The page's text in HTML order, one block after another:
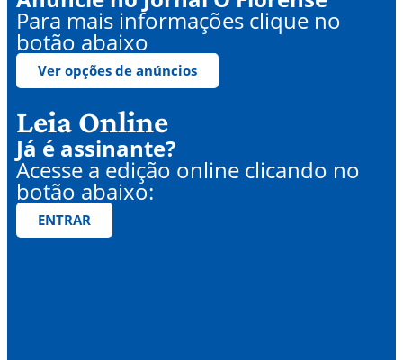
Para mais informações clique no
botão abaixo
Ver opções de anúncios
Leia Online
Já é assinante?
Acesse a edição online clicando no
botão abaixo:
ENTRAR